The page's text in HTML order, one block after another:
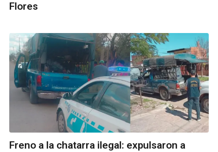
Flores
Freno a la chatarra ilegal: expulsaron a